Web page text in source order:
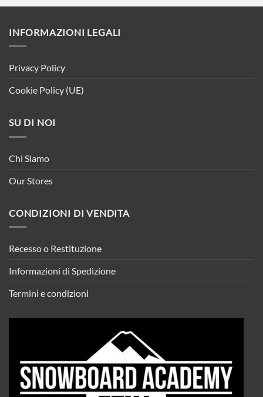
INFORMAZIONI LEGALI
Privacy Policy
Cookie Policy (UE)
SU DI NOI
Chi Siamo
Our Stores
CONDIZIONI DI VENDITA
Recesso o Restituzione
Informazioni di Spedizione
Termini e condizioni